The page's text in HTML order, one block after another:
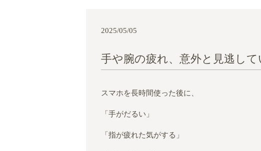
2025/05/05
手や腕の疲れ、意外と見逃して
スマホを長時間使った後に、
「手がだるい」
「指が疲れた気がする」